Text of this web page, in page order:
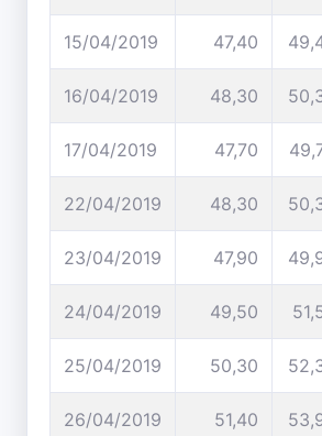
15/04/2019 47,40
16/04/2019 48,30
17/04/2019 47,70
22/04/2019 48,30
23/04/2019 47,90
24/04/2019 49,50
25/04/2019 50,30
26/04/2019 51,40